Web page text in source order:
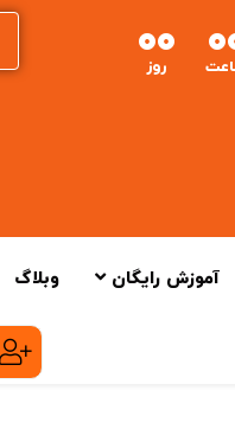
00
روز
آموزش رایگان وبلاگ